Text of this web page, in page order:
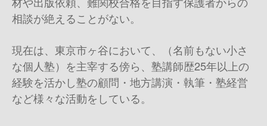
相談が絶えることがない。
現在は、東京市ヶ谷において、（名前もない小さ
な個人塾）を主宰する傍ら、塾講師歴25年以上の
経験を活かし塾の顧問・地方講演・執筆・塾経営
など様々な活動をしている。